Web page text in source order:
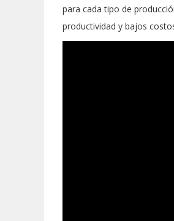
para cada tipo de
productividad y bajos